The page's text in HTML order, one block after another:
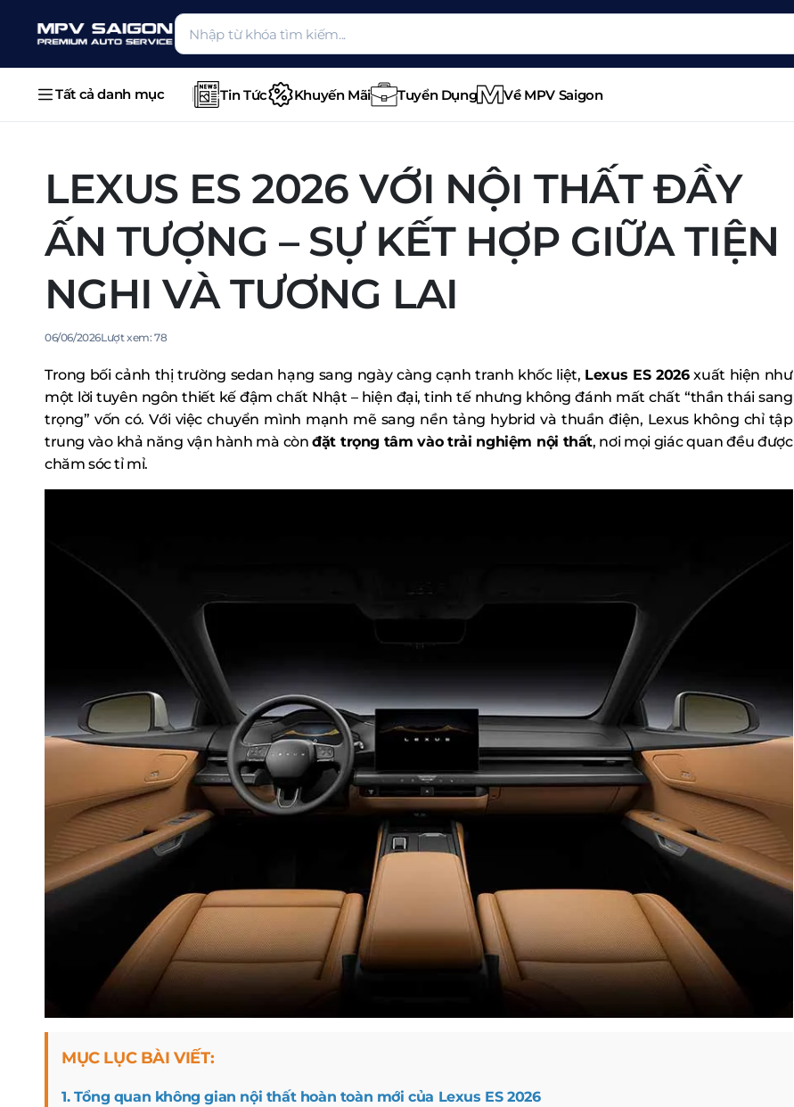
Tất cả danh mục Tin Tức Khuyến Mãi Tuyển Dụng Về MPV Saigon
LEXUS ES 2026 VỚI NỘI THẤT ĐẦY
ẤN TƯỢNG – SỰ KẾT HỢP GIỮA TIỆN
NGHI VÀ TƯƠNG LAI
06/06/2026Lượt xem: 78
Trong bối cảnh thị trường sedan hạng sang ngày càng cạnh tranh khốc liệt, Lexus ES 2026xuất hiện như
một lời tuyên ngôn thiết kế đậm chất Nhật – hiện đại, tinh tế nhưng không đánh mất chất “thần thái sang
trọng” vốn có. Với việc chuyển mình mạnh mẽ sang nền tảng hybrid và thuần điện, Lexus không chỉ tập
trung vào khả năng vận hành mà cònđặt trọng tâm vào trải nghiệm nội thất, nơi mọi giác quan đều được
chăm sóc tỉ mỉ.
MỤC LỤC BÀI VIẾT:
1. Tổng quan không gian nội thất hoàn toàn mới của Lexus ES 2026